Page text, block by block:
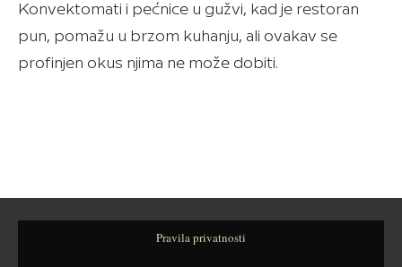
Konvektomati i pećnice u gužvi, kad je restoran
pun, pomažu u brzom kuhanju, ali ovakav se
profinjen okus njima ne može dobiti.
Pravila privatnosti